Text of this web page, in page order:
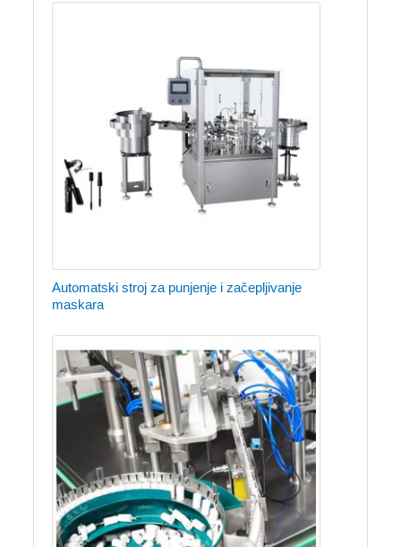
Automatski stroj za punjenje i začepljivanje
maskara